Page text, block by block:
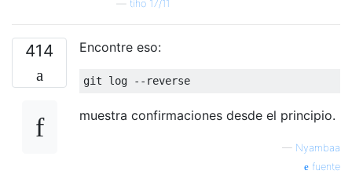
tiho 17/11
414 Encontre eso:
muestra confirmaciones desde el principio.
— Nyambaa
fuente